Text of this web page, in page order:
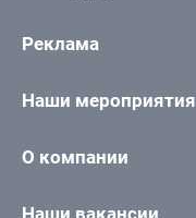
Реклама
Наши мероприятия
О компании